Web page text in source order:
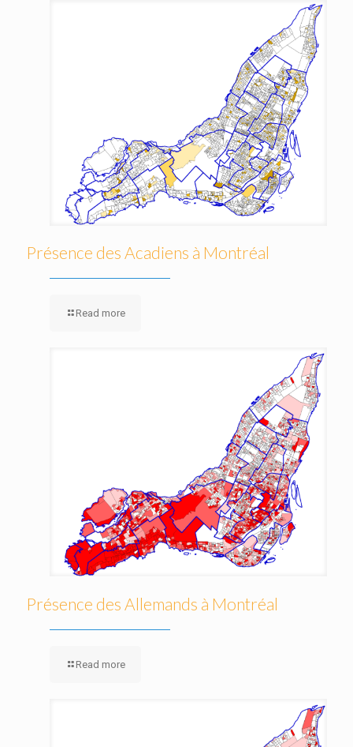
Présence des Acadiens à Montréal
Read more
Présence des Allemands à Montréal
Read more